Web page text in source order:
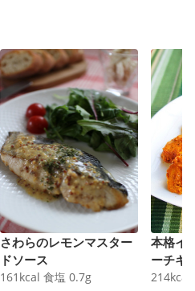
さわらのレモンマスター
ドソース
161 kcal 食塩 0.7g
本格イ
ーチキ
214kcal